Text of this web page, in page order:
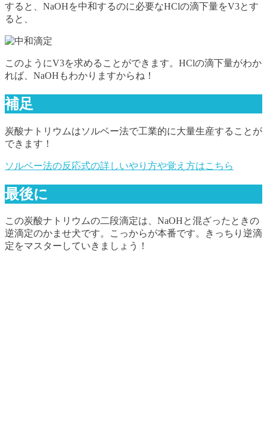
すると、NaOHを中和するのに必要なHClの滴下量をV3とす
ると、
このようにV3を求めることができます。HClの滴下量がわか
れば、NaOHもわかりますからね！
補足
炭酸ナトリウムはソルベー法で工業的に大量生産することが
できます！
ソルベー法の反応式の詳しいやり方や覚え方はこちら
最後に
この炭酸ナトリウムの二段滴定は、NaOHと混ざったときの
逆滴定のかませ犬です。こっからが本番です。きっちり逆滴
定をマスターしていきましょう！